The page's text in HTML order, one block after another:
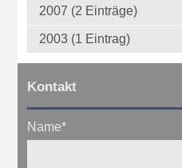
2007 (2 Einträge)
2003 (1 Eintrag)
Kontakt
Name*